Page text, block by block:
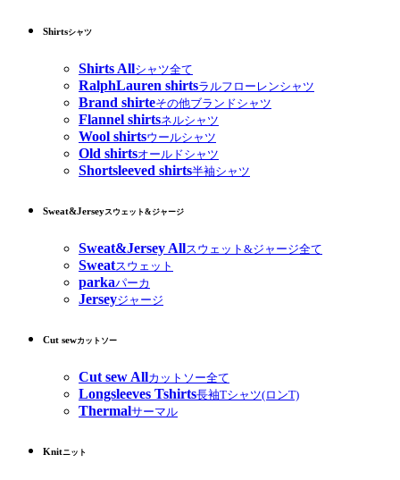
Shirtsシャツ
Shirts Allシャツ全て
RalphLauren shirtsラルフローレンシャツ
Brand shirteその他ブランドシャツ
Flannel shirtsネルシャツ
Wool shirtsウールシャツ
Old shirtsオールドシャツ
Shortsleeved shirts半袖シャツ
Sweat&Jerseyスウェット&ジャージ
Sweat&Jersey Allスウェット&ジャージ全て
Sweatスウェット
parkaパーカ
Jerseyジャージ
Cut sewカットソー
Cut sew Allカットソー全て
Longsleeves Tshirts長袖Tシャツ(ロンT)
Thermalサーマル
Knitニット